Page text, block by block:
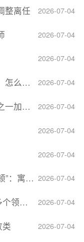
2026-07-04
整离任
2026-07-04
2026-07-04
2026-07-04
事？
2026-07-04
济压力
2026-07-04
2026-07-04
2026-07-04
精神力量
2026-07-04
键阶段”
2026-07-04